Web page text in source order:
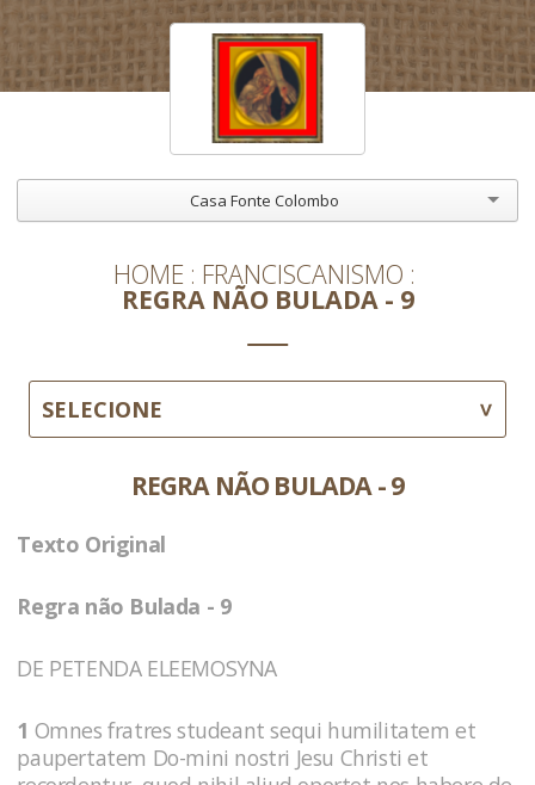
Casa Fonte Colombo
HOME FRANCISCANISMO
REGRA NÃO BULADA - 9
SELECIONE
REGRA NÃO BULADA - 9
Texto Original
Regra não Bulada - 9
DE PETENDA ELEEMOSYNA
1 Omnes fratres studeant sequi humilitatem et
paupertatem Do-mini nostri Jesu Christi et